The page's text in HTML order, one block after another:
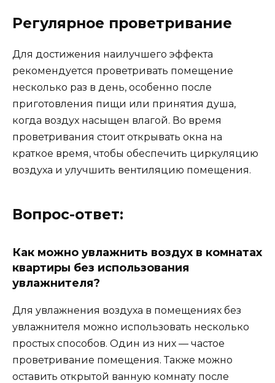
Регулярное проветривание
Для достижения наилучшего эффекта
рекомендуется проветривать помещение
несколько раз в день, особенно после
приготовления пищи или принятия душа,
когда воздух насыщен влагой. Во время
проветривания стоит открывать окна на
краткое время, чтобы обеспечить циркуляцию
воздуха и улучшить вентиляцию помещения.
Вопрос-ответ:
Как можно увлажнить воздух в комнатах
квартиры без использования
увлажнителя?
Для увлажнения воздуха в помещениях без
увлажнителя можно использовать несколько
простых способов. Один из них — частое
проветривание помещения. Также можно
оставить открытой ванную комнату после